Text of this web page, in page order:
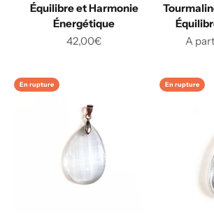
Équilibre et Harmonie
Énergétique
Prix de vente
42,00€
Prix
A
En rupture En rupture